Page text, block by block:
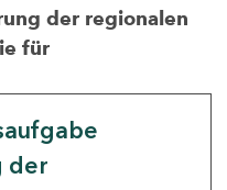
der regionalen
für
der